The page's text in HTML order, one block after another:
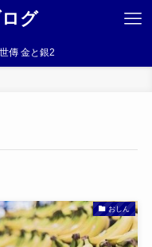
グ
傳 金と銀2
おしん